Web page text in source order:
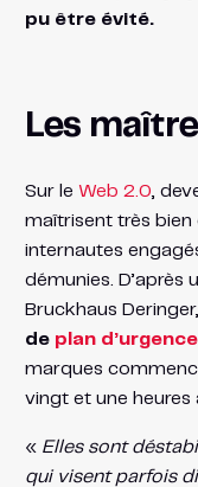
pu être évité.
Les
Sur le Web 2.0 ,
maîtrisent très bien
internautes
démunies. D’après
Bruckhaus Deringer,
de plan d’urgence
marques
vingt et une heures
« Elles sont
qui visent parfois